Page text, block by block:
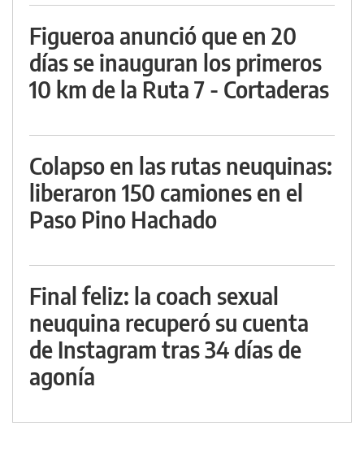
Figueroa anunció que en 20
días se inauguran los primeros
10 km de la Ruta 7 - Cortaderas
Colapso en las rutas neuquinas:
liberaron 150 camiones en el
Paso Pino Hachado
Final feliz: la coach sexual
neuquina recuperó su cuenta
de Instagram tras 34 días de
agonía